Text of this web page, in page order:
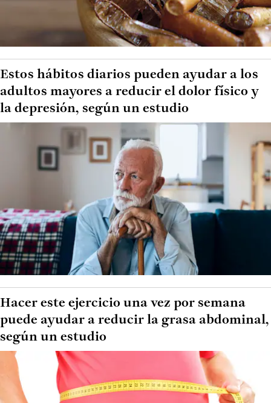
Estos hábitos diarios pueden ayudar a los
adultos mayores a reducir el dolor físico y
la depresión, según un estudio
Hacer este ejercicio una vez por semana
puede ayudar a reducir la grasa abdominal,
según un estudio